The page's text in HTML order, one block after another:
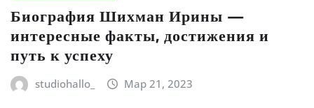
Биография Шихман Ирины —
интересные факты, достижения и
путь к успеху
studiohallo_ Мар 21, 2023